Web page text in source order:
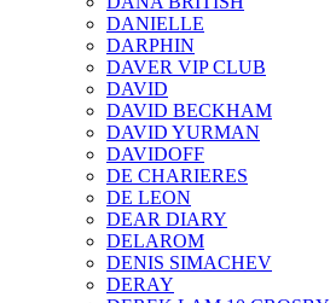
DANIELLE
DARPHIN
DAVER VIP CLUB
DAVID
DAVID BECKHAM
DAVID YURMAN
DAVIDOFF
DE CHARIERES
DE LEON
DEAR DIARY
DELAROM
DENIS SIMACHEV
DERAY